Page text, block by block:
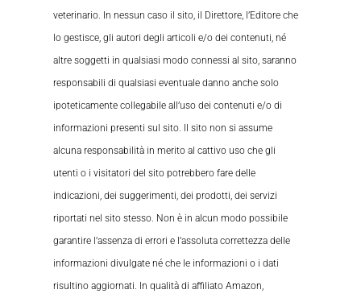
veterinario. In nessun caso il sito, il Direttore, l’Editore che
lo gestisce, gli autori degli articoli e/o dei contenuti, né
altre soggetti in qualsiasi modo connessi al sito, saranno
responsabili di qualsiasi eventuale danno anche solo
ipoteticamente collegabile all’uso dei contenuti e/o di
informazioni presenti sul sito. Il sito non si assume
alcuna responsabilità in merito al cattivo uso che gli
utenti o i visitatori del sito potrebbero fare delle
indicazioni, dei suggerimenti, dei prodotti, dei servizi
riportati nel sito stesso. Non è in alcun modo possibile
garantire l’assenza di errori e l’assoluta correttezza delle
informazioni divulgate né che le informazioni o i dati
risultino aggiornati. In qualità di affiliato Amazon,